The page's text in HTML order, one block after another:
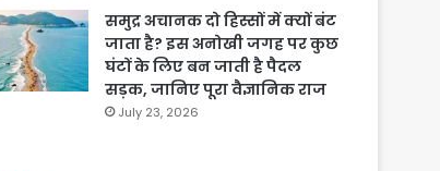
समुद्र अचानक दो हिस्सों में क्यों बंट
जाता है? इस अनोखी जगह पर कुछ
घंटों के लिए बन जाती है पैदल
सड़क, जानिए पूरा वैज्ञानिक राज
July 23, 2026